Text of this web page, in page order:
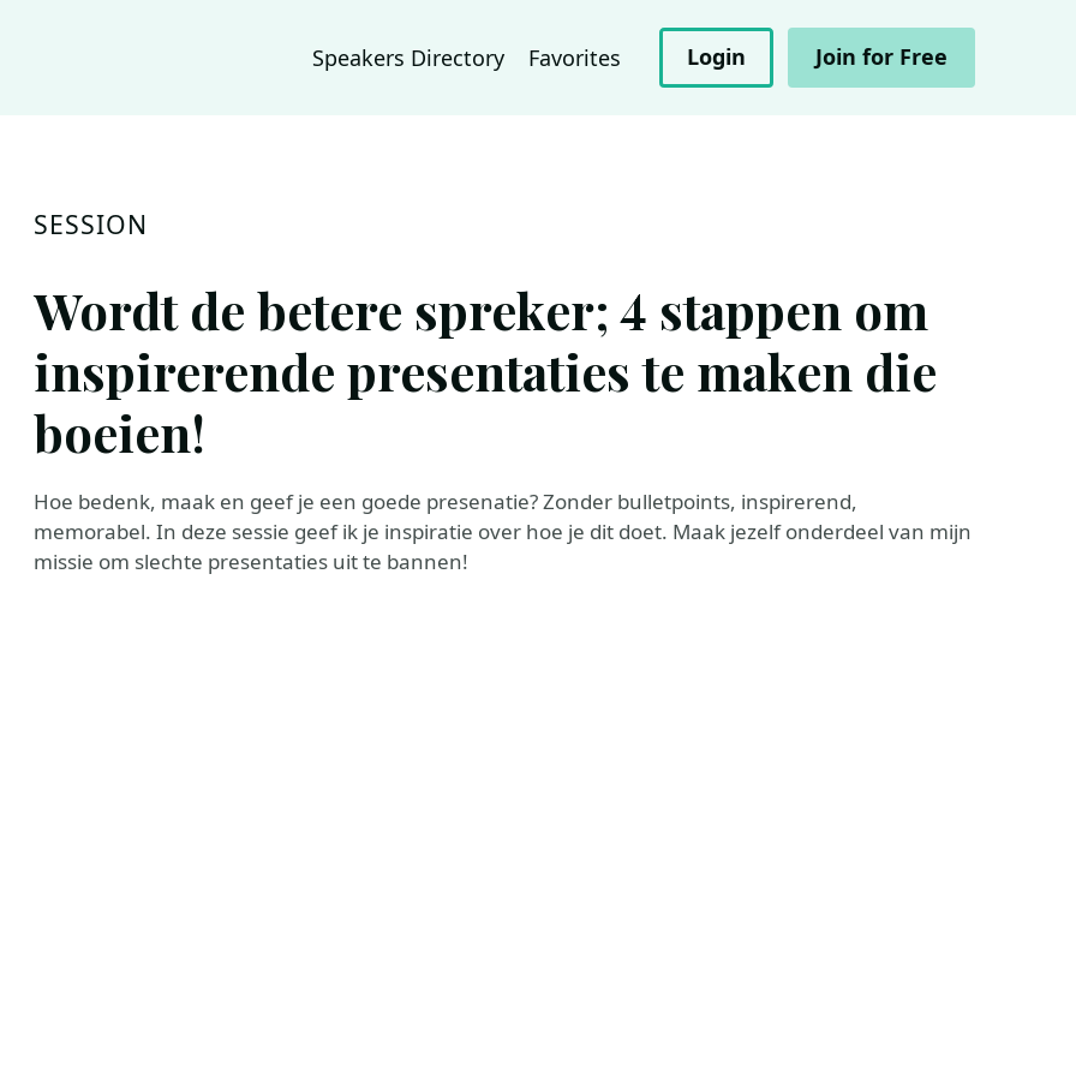
Speakers Directory Favorites Login Join for Free
SESSION
Wordt de betere spreker; 4 stappen om
inspirerende presentaties te maken die
boeien!
Hoe bedenk, maak en geef je een goede presenatie? Zonder bulletpoints, inspirerend,
memorabel. In deze sessie geef ik je inspiratie over hoe je dit doet. Maak jezelf onderdeel van mijn
missie om slechte presentaties uit te bannen!